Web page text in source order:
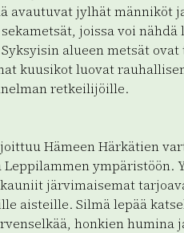
avautuvat jylhät männiköt
joissa voi
alueen metsät ovat
kuusikot luovat
retkeilijöille.
Hämeen Härkätien
Leppilammen ympäristöön.
järvimaisemat
aisteille. Silmä lepää
honkien humina